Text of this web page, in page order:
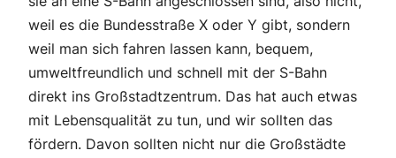
weil es die Bundesstraße X oder Y gibt, sondern
weil man sich fahren lassen kann, bequem,
umweltfreundlich und schnell mit der S-Bahn
direkt ins Großstadtzentrum. Das hat auch etwas
mit Lebensqualität zu tun, und wir sollten das
fördern. Davon sollten nicht nur die Großstädte